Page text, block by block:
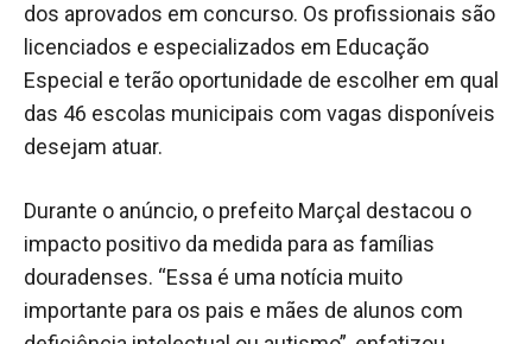
dos aprovados em concurso. Os profissionais são
licenciados e especializados em Educação
Especial e terão oportunidade de escolher em qual
das 46 escolas municipais com vagas disponíveis
desejam atuar.
Durante o anúncio, o prefeito Marçal destacou o
impacto positivo da medida para as famílias
douradenses. “Essa é uma notícia muito
importante para os pais e mães de alunos com